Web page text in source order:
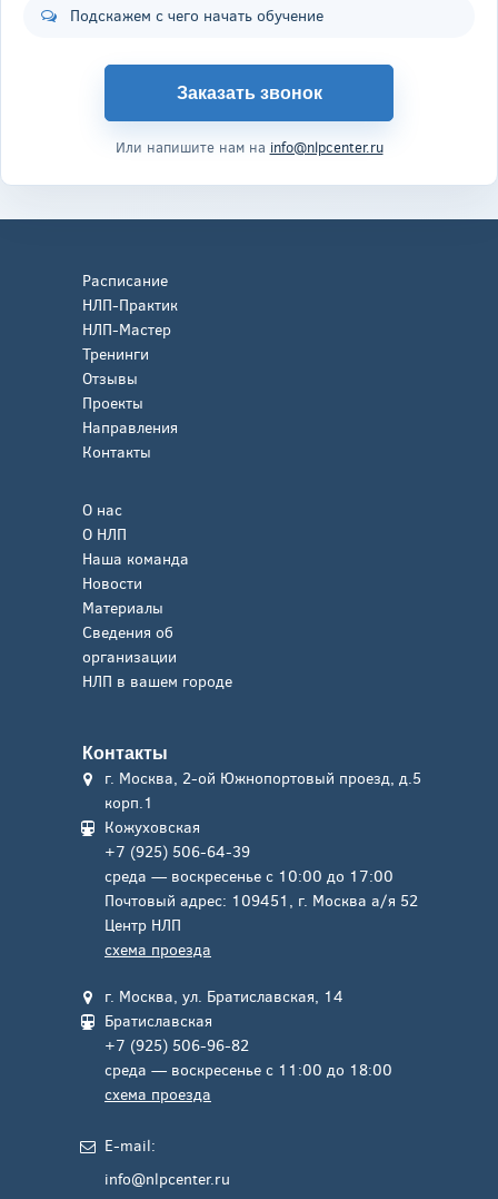
Подскажем с чего начать обучение
Заказать звонок
Или напишите нам на info@nlpcenter.ru
Расписание
НЛП-Практик
НЛП-Мастер
Тренинги
Отзывы
Проекты
Направления
Контакты
О нас
О НЛП
Наша команда
Новости
Материалы
Сведения об
организации
НЛП в вашем городе
Контакты
г. Москва, 2-ой Южнопортовый проезд, д.5
корп.1
Кожуховская
+7 (925) 506-64-39
среда — воскресенье с 10:00 до 17:00
Почтовый адрес: 109451, г. Москва а/я 52
Центр НЛП
схема проезда
г. Москва, ул. Братиславская, 14
Братиславская
+7 (925) 506-96-82
среда — воскресенье с 11:00 до 18:00
схема проезда
E-mail:
info@nlpcenter.ru